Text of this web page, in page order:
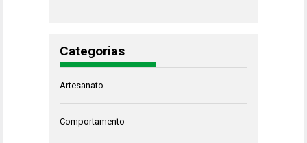
Categorias
Artesanato
Comportamento